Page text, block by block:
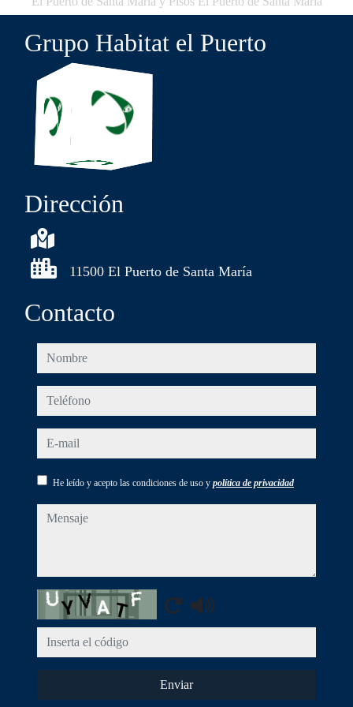
Grupo Habitat el Puerto
Dirección
11500 El Puerto de Santa María
Contacto
nombre
teléfono
e-mail
He leído y acepto las condiciones de uso y política de privacidad
mensaje
Captcha
Enviar